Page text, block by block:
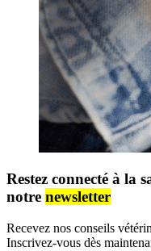
Restez connecté à la
notre newsletter
Recevez nos conseils
Inscrivez-vous dès